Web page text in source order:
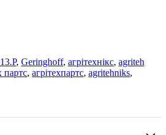
, Geringhoff, агрітехнікс, agriteh
партс, агрітехпартс, agritehniks,